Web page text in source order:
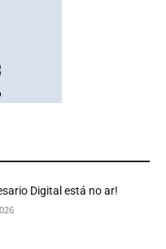
Digital está no ar!